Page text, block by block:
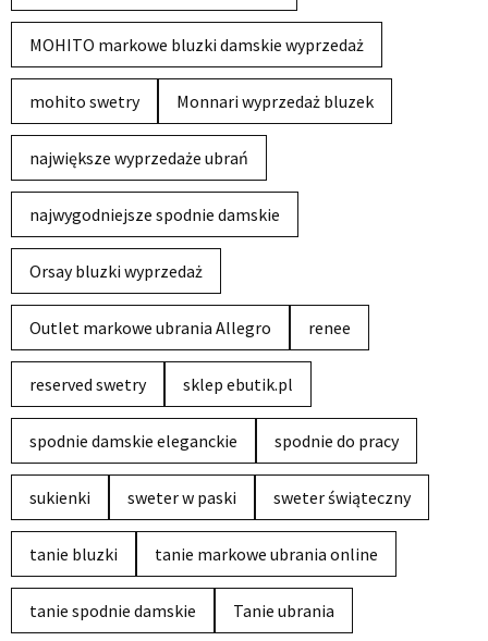
MOHITO markowe bluzki damskie wyprzedaż
mohito swetry Monnari wyprzedaż bluzek
największe wyprzedaże ubrań
najwygodniejsze spodnie damskie
Orsay bluzki wyprzedaż
Outlet markowe ubrania Allegro renee
reserved swetry sklep ebutik.pl
spodnie damskie eleganckie spodnie do pracy
sukienki sweter w paski sweter świąteczny
tanie bluzki tanie markowe ubrania online
tanie spodnie damskie Tanie ubrania